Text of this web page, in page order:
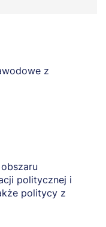
z
politycznej i
politycy z